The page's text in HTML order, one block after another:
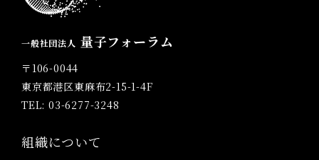
一般社団法人 量子フォーラム
〒106-0044
東京都港区東麻布2-15-1-4F
TEL: 03-6277-3248
組織について